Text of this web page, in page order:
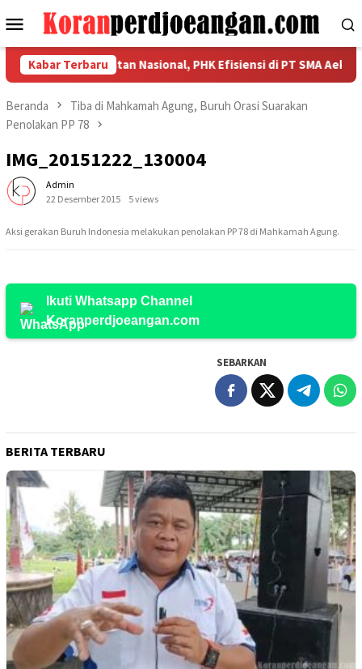
ke
Menu
Mobile
Kabar Terbaru
Kerahkan Kekuatan Nasional, PHK Efisiensi di PT SMA
Beranda
Tiba di Mahkamah Agung, Buruh Orasi Suarakan
Penolakan PP 78
IMG_20151222_130004
Admin
22 Desember 2015
5 views
Aksi gerakan Buruh Indonesia melakukan penolakan PP 78 di Mahkamah Agung.
Ikuti Whatsapp Channel
Koranperdjoeangan.com
SEBARKAN
BERITA TERBARU